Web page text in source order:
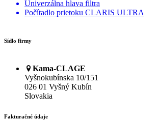
Univerzálna hlava filtra
Počítadlo prietoku CLARIS ULTRA
Sídlo firmy
Kama-CLAGE
Vyšnokubínska 10/151
026 01 Vyšný Kubín
Slovakia
Fakturačné údaje